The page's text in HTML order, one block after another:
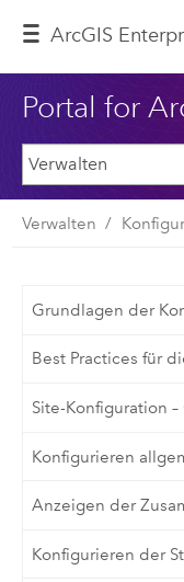
ArcGIS
Portal for
Verwalten
Grundlagen der
Best Practices für
Site-Konfiguration
Konfigurieren
Anzeigen der
Konfigurieren der